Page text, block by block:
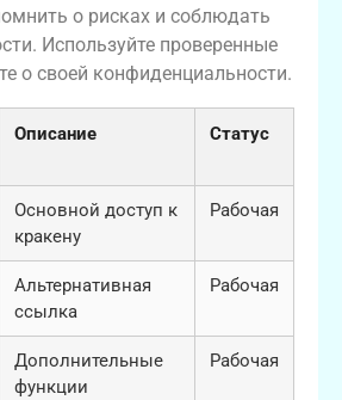
о рисках и соблюдать
Используйте проверенные
о своей конфиденциальности.
Описание Статус
Основной доступ к
кракену
Рабочая
Альтернативная
ссылка
Рабочая
Дополнительные
функции
Рабочая